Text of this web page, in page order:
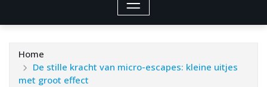
Home
De stille kracht van micro-escapes: kleine uitjes
met groot effect